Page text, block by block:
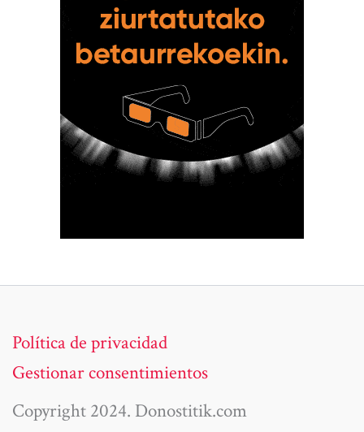
Política de privacidad
Gestionar consentimientos
Copyright 2024. Donostitik.com